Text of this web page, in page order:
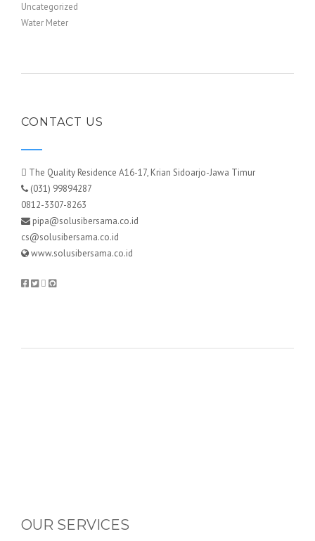
Uncategorized
Water Meter
CONTACT US
The Quality Residence A16-17, Krian Sidoarjo-Jawa Timur
(031) 99894287
0812-3307-8263
pipa@solusibersama.co.id
cs@solusibersama.co.id
www.solusibersama.co.id
OUR SERVICES